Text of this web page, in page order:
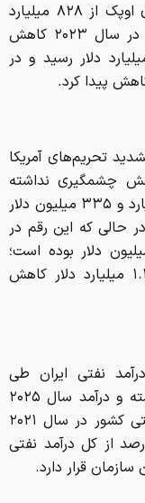
بر اساس این گزارش، درآمد نفتی اعضای اوپک از ۸۲۸ میلیارد
دلار در سال ۲۰۲۲ به ۶۷۸ میلیارد دلار در سال ۲۰۲۳ کاهش
و سپس در سال ۲۰۲۴ به ۶۵۱ میلیارد دلار رسید و در
تحریم‌های آمریکا
چشمگیری نداشته
است. ایران در سال ۲۰۲۵ حدود ۴۵ میلیارد و ۳۳۵ میلیون دلار
حالی که این رقم در
۲۰۲۴ حدود ۴۶ میلیارد و ۷۷۶ میلیون دلار بوده است؛
بنابراین درآمد نفتی ایران تنها حدود ۱.۴ میلیارد دلار کاهش
نفتی ایران طی
سال‌های اخیر روندی نسبتاً افزایشی داشته و درآمد سال ۲۰۲۵
حدود ۲۰ میلیارد دلار بیشتر از درآمد نفتی کشور در سال ۲۰۲۱
است. ایران با سهمی بیش از ۷ درصد از کل درآمد نفتی
قرار دارد.